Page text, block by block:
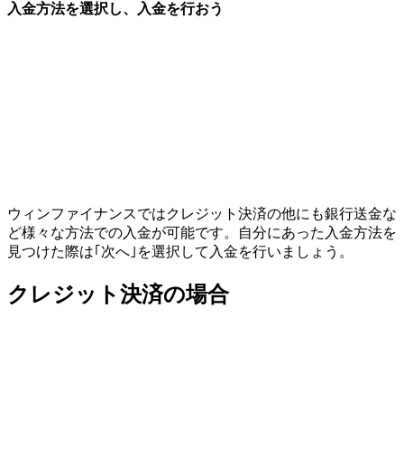
入金方法を選択し、入金を行おう
ウィンファイナンスではクレジット決済の他にも銀行送金な
ど様々な方法での入金が可能です。自分にあった入金方法を
見つけた際は｢次へ｣ を選択して入金を行いましょう。
クレジット決済の場合